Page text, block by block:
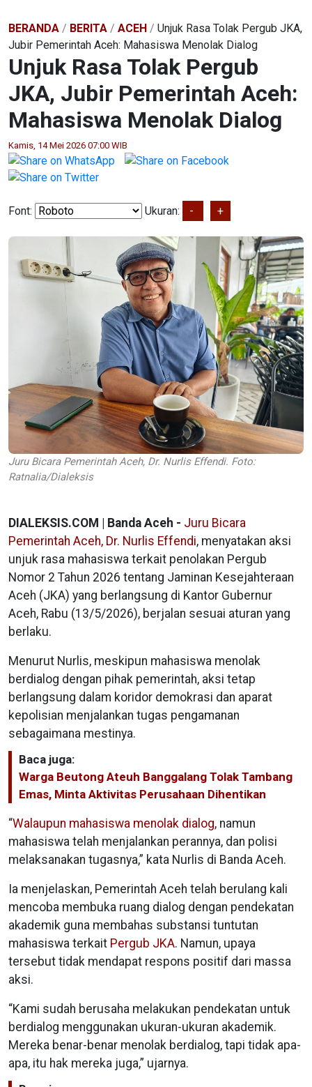
BERANDA / BERITA / ACEH / Unjuk Rasa Tolak Pergub JKA,
Jubir Pemerintah Aceh: Mahasiswa Menolak Dialog
Unjuk Rasa Tolak Pergub
JKA, Jubir Pemerintah Aceh:
Mahasiswa Menolak Dialog
Kamis, 14 Mei 2026 07:00 WIB
Font: Ukuran: - +
Juru Bicara Pemerintah Aceh, Dr. Nurlis Effendi. Foto:
Ratnalia/Dialeksis
DIALEKSIS.COM | Banda Aceh - Juru Bicara
Pemerintah Aceh, Dr. Nurlis Effendi, menyatakan aksi
unjuk rasa mahasiswa terkait penolakan Pergub
Nomor 2 Tahun 2026 tentang Jaminan Kesejahteraan
Aceh (JKA) yang berlangsung di Kantor Gubernur
Aceh, Rabu (13/5/2026), berjalan sesuai aturan yang
berlaku.
Menurut Nurlis, meskipun mahasiswa menolak
berdialog dengan pihak pemerintah, aksi tetap
berlangsung dalam koridor demokrasi dan aparat
kepolisian menjalankan tugas pengamanan
sebagaimana mestinya.
Baca juga:
Warga Beutong Ateuh Banggalang Tolak Tambang
Emas, Minta Aktivitas Perusahaan Dihentikan
“Walaupun mahasiswa menolak dialog, namun
mahasiswa telah menjalankan perannya, dan polisi
melaksanakan tugasnya,” kata Nurlis di Banda Aceh.
Ia menjelaskan, Pemerintah Aceh telah berulang kali
mencoba membuka ruang dialog dengan pendekatan
akademik guna membahas substansi tuntutan
mahasiswa terkait Pergub JKA. Namun, upaya
tersebut tidak mendapat respons positif dari massa
aksi.
“Kami sudah berusaha melakukan pendekatan untuk
berdialog menggunakan ukuran-ukuran akademik.
Mereka benar-benar menolak berdialog, tapi tidak apa-
apa, itu hak mereka juga,” ujarnya.